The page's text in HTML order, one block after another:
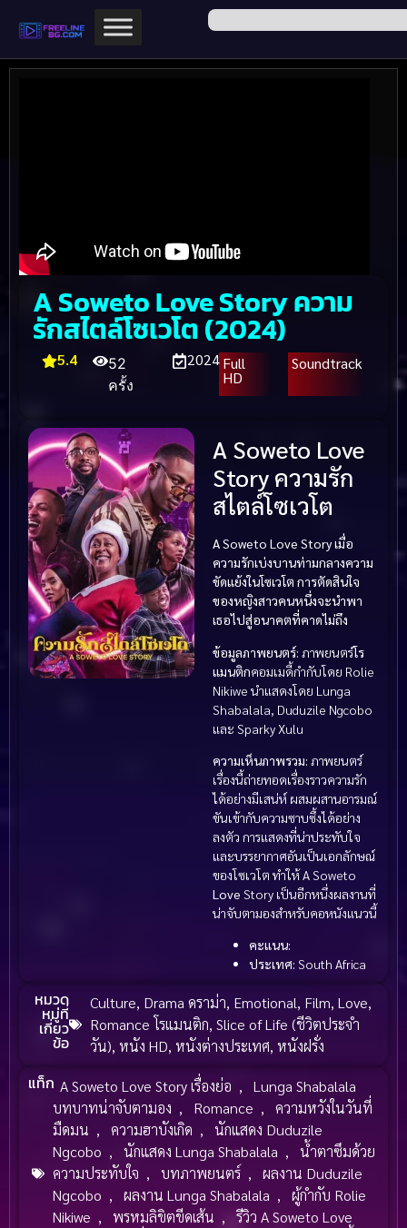
A Soweto Love Story ความ
รักสไตล์โซเวโต (2024)
5.4
52
ครั้ง
2024Full
HD
Soundtrack
A Soweto Love
Story ความรัก
สไตล์โซเวโต
A Soweto Love Storyเมื่อ
ความรักเบ่งบานท่ามกลางความ
ขัดแย้งในโซเวโต การตัดสินใจ
ของหญิงสาวคนหนึ่งจะนำพา
เธอไปสู่อนาคตที่คาดไม่ถึง
ข้อมูลภาพยนตร์: ภาพยนตร์โร
แมนติกคอมเมดี้กำกับโดย Rolie
Nikiwe นำแสดงโดย Lunga
Shabalala, Duduzile Ngcobo
และ Sparky Xulu
ความเห็นภาพรวม: ภาพยนตร์
เรื่องนี้ถ่ายทอดเรื่องราวความรัก
ได้อย่างมีเสน่ห์ ผสมผสานอารมณ์
ขันเข้ากับความซาบซึ้งได้อย่าง
ลงตัว การแสดงที่น่าประทับใจ
และบรรยากาศอันเป็นเอกลักษณ์
ของโซเวโต ทำให้ A Soweto
Love Story เป็นอีกหนึ่งผลงานที่
น่าจับตามองสำหรับคอหนังแนวนี้
คะแนน:
ประเทศ: South Africa
หมวด
หมู่ที่
เกี่ยว
ข้อ
Culture, Drama ดราม่า, Emotional, Film,Love,
Romance โรแมนติก,Slice of Life (ชีวิตประจำ
วัน),หนัง HD,หนังต่างประเทศ,หนังฝรั่ง
แท็ก A Soweto Love Story เรื่องย่อ ,
Lunga Shabalala
บทบาทน่าจับตามอง , Romance ,
ความหวังในวันที่
มืดมน , ความฮาบังเกิด ,
นักแสดง Duduzile
Ngcobo , นักแสดง Lunga Shabalala ,
น้ำตาซึมด้วย
ความประทับใจ , บทภาพยนตร์ ,
ผลงาน Duduzile
Ngcobo , ผลงาน Lunga Shabalala ,
ผู้กำกับ Rolie
Nikiwe , พรหมลิขิตขีดเส้น ,
รีวิว A Soweto Love